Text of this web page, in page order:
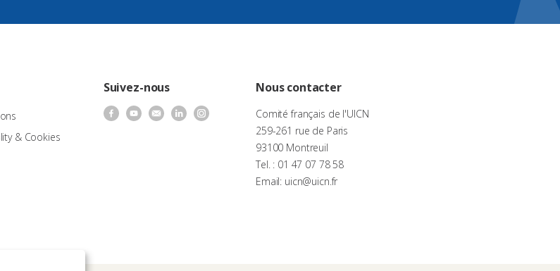
& Cookies
Suivez-nous Nous contacter
Comité français de l'UICN
259-261 rue de Paris
93100 Montreuil
Tel. : 01 47 07 78 58
Email: uicn@uicn.fr